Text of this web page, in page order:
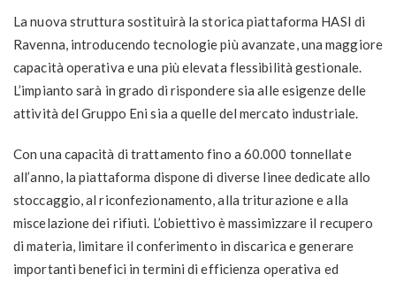
La nuova struttura sostituirà la storica piattaforma HASI di
Ravenna, introducendo tecnologie più avanzate, una maggiore
capacità operativa e una più elevata flessibilità gestionale.
L’impianto sarà in grado di rispondere sia alle esigenze delle
attività del Gruppo Eni sia a quelle del mercato industriale.
Con una capacità di trattamento fino a 60.000 tonnellate
all’anno, la piattaforma dispone di diverse linee dedicate allo
stoccaggio, al riconfezionamento, alla triturazione e alla
miscelazione dei rifiuti. L’obiettivo è massimizzare il recupero
di materia, limitare il conferimento in discarica e generare
importanti benefici in termini di efficienza operativa ed